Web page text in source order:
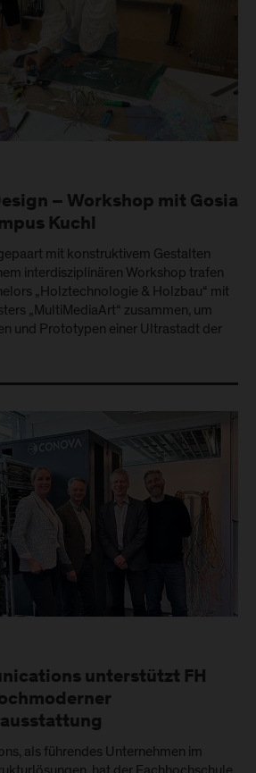
– Workshop mit Gosia
Kuchl
mit konstruktivem Gestalten
interdisziplinären Workshop trafen
„Holztechnologie & Holzbau“ mit
„MultiMediaArt“ zusammen, um
und Prototypen einer Ultrastadt der
unterstützt FH
als führendes Unternehmen im